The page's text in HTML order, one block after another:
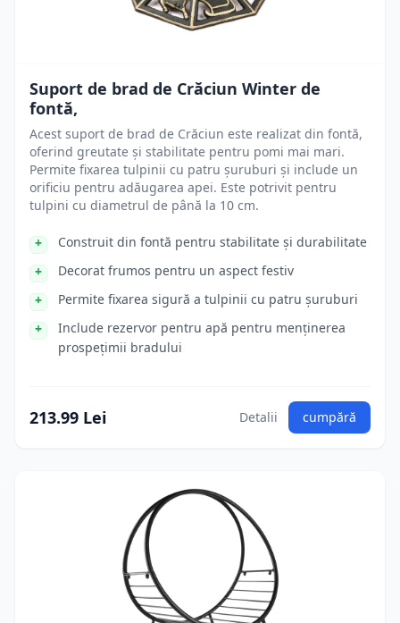
Suport de brad de Crăciun Winter de
fontă,
Acest suport de brad de Crăciun este realizat din fontă,
oferind greutate și stabilitate pentru pomi mai mari.
Permite fixarea tulpinii cu patru șuruburi și include un
orificiu pentru adăugarea apei. Este potrivit pentru
tulpini cu diametrul de până la 10 cm.
Construit din fontă pentru stabilitate și durabilitate
Decorat frumos pentru un aspect festiv
Permite fixarea sigură a tulpinii cu patru șuruburi
Include rezervor pentru apă pentru menținerea
prospețimii bradului
213.99 Lei Detalii cumpără